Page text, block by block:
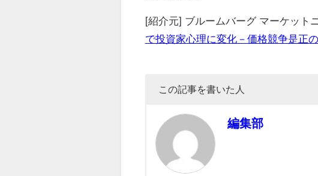
[紹介元] ブルームバーグ マーケット
で投資家心理に変化－価格競争是正
この記事を書いた人
編集部